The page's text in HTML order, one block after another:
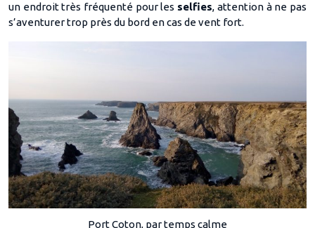
un endroit très fréquenté pour les selfies, attention à ne pas
s’aventurer trop près du bord en cas de vent fort.
Port Coton, par temps calme